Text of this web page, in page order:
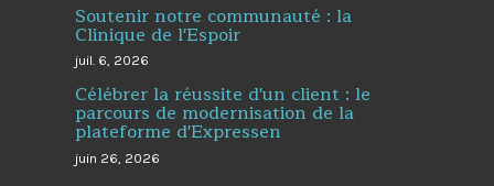
Soutenir notre communauté : la
Clinique de l'Espoir
juil. 6, 2026
Célébrer la réussite d'un client : le
parcours de modernisation de la
plateforme d'Expressen
juin 26, 2026